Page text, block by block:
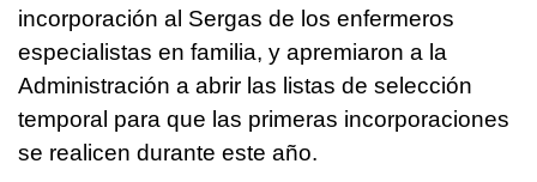
incorporación al Sergas de los enfermeros
especialistas en familia, y apremiaron a la
Administración a abrir las listas de selección
temporal para que las primeras incorporaciones
se realicen durante este año.